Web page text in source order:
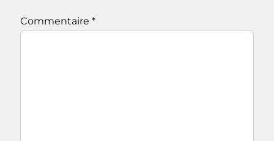
Commentaire *